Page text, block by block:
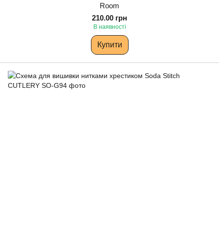
Room
210.00 грн
В наявності
Купити